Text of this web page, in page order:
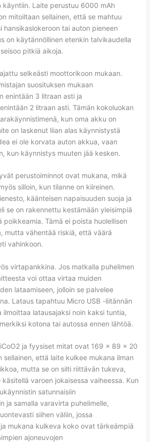
käyntiin. Laite perustuu 6000 mAh
mitoiltaan sellainen, että se mahtuu
hansikaslokeroon tai auton pieneen
on käytännöllinen etenkin talvikaudella
pitkiä aikoja.
selkeästi moottorikoon mukaan.
suosituksen mukaan
enintään 3 litraan asti ja
2 litraan asti. Tämän kokoluokan
kun oma akku on
on laskenut liian alas käynnistystä
ei ole korvata auton akkua, vaan
kun käynnistys muuten jää kesken.
perustoiminnot ovat mukana, mikä
silloin, kun tilanne on kiireinen.
käänteisen napaisuuden suoja ja
se on rakennettu kestämään yleisimpiä
poikkeamia. Tämä ei poista huolellisen
mutta vähentää riskiä, että väärä
vahinkoon.
virtapankkina. Jos matkalla puhelimen
voi ottaa virtaa muiden
lataamiseen, jolloin se palvelee
Lataus tapahtuu Micro USB -liitännän
ilmoittaa latausajaksi noin kaksi tuntia,
kotona tai autossa ennen lähtöä.
ja fyysiset mitat ovat 169 × 89 × 20
sellainen, että laite kulkee mukana ilman
mutta se on silti riittävän tukeva,
varoen jokaisessa vaiheessa. Kun
satunnaisiin
ja samalla varavirta puhelimelle,
siihen väliin, jossa
mukana kulkeva koko ovat tärkeämpiä
ajoneuvojen